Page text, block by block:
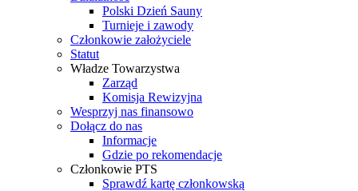
Polski Dzień Sauny
Turnieje i zawody
Członkowie założyciele
Statut
Władze Towarzystwa
Zarząd
Komisja Rewizyjna
Wesprzyj nas finansowo
Dołącz do nas
Informacje
Gdzie po rekomendacje
Członkowie PTS
Sprawdź kartę członkowską